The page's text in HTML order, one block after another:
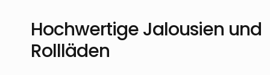
Hochwertige Jalousien und
Rollläden